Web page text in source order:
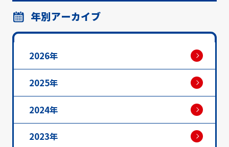
年別アーカイブ
2026年
2025年
2024年
2023年